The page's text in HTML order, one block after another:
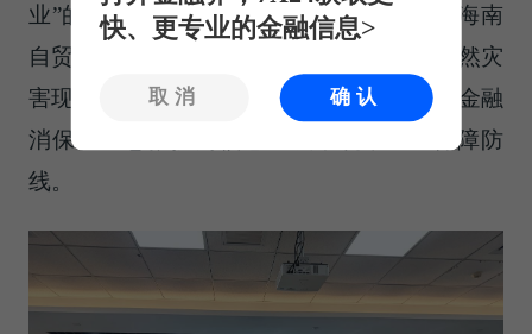
业”的平安守护者志愿服务公益行动。立足海南
自贸港建设特色与本地台风、暴雨等多发自然灾
害现状，宣传活动以风险减量、防灾抗灾、金融
消保、应急救护为核心主线，筑牢民生保障防
线。
快、更专业的金融信息>
取消 确认